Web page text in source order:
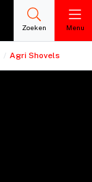
Zoeken Menu
/ Agri Shovels